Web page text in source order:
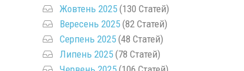
Жовтень 2025(130 Статей)
Вересень 2025(82 Статей)
Серпень 2025(48 Статей)
Липень 2025(78 Статей)